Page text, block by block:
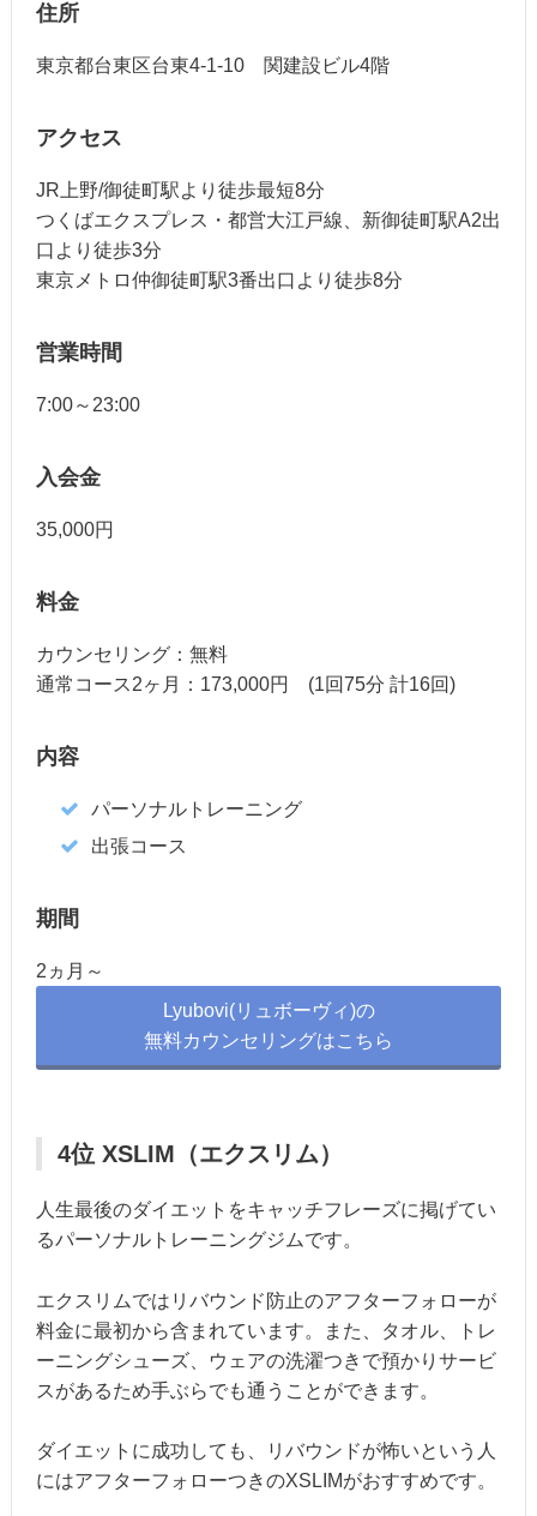
住所
東京都台東区台東4-1-10 関建設ビル4階
アクセス
JR上野/御徒町駅より徒歩最短8分
つくばエクスプレス・都営大江戸線、新御徒町駅A2出
口より徒歩3分
東京メトロ仲御徒町駅3番出口より徒歩8分
営業時間
7:00～23:00
入会金
35,000円
料金
カウンセリング：無料
通常コース2ヶ月：173,000円 (1回75分 計16回)
内容
パーソナルトレーニング
出張コース
期間
2ヵ月～
Lyubovi(リュボーヴィ)の
無料カウンセリングはこちら
4位 XSLIM（エクスリム）
人生最後のダイエットをキャッチフレーズに掲げてい
るパーソナルトレーニングジムです。
エクスリムではリバウンド防止のアフターフォローが
料金に最初から含まれています。また、タオル、トレ
ーニングシューズ、ウェアの洗濯つきで預かりサービ
スがあるため手ぶらでも通うことができます。
ダイエットに成功しても、リバウンドが怖いという人
にはアフターフォローつきのXSLIMがおすすめです。